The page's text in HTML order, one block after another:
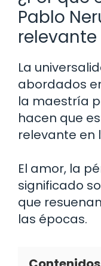
Pablo
La
abordados
la maestría
hacen que
relevante en
El amor, la
significado
que
las épocas.